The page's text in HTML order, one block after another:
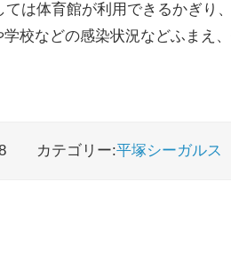
ては体育館が利用できるかぎり
学校などの感染状況などふまえ
カテゴリー:平塚シーガルス